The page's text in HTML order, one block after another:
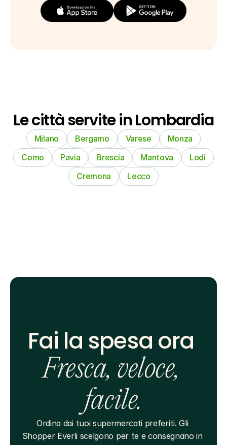
Le città servite in Lombardia
Milano Bergamo Varese
Monza
Como
Pavia Brescia Mantova
Lodi
Cremona
Lecco
Fai la spesa ora
Fresca, veloce,
facile.
Ordina dai tuoi supermercati preferiti. Gli
Shopper Everli scelgono per te e consegnano in